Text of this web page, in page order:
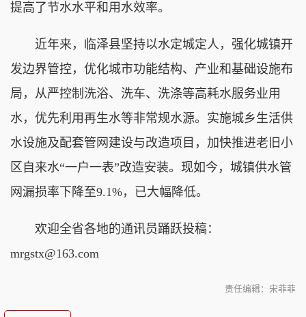
提高了节水水平和 用水效率。
近年来，临泽县坚持以水定城定人，强化城镇开
发边界管控，优化城市功能结构、产业和基础设施布
局，从严控制洗浴、洗车、洗涤等高耗水服务业用
水，优先利用再生水等非常规水源。实施城乡生活供
水设施及配套管网建设与改造项目，加快推进老旧小
区自来水“一户一表”改造安装。现如今，城镇供水管
网漏损率下降至9.1%，已大幅降低。
欢迎全省各地的通讯员踊跃投稿：
mrgstx@163.com
责任编辑：宋菲菲